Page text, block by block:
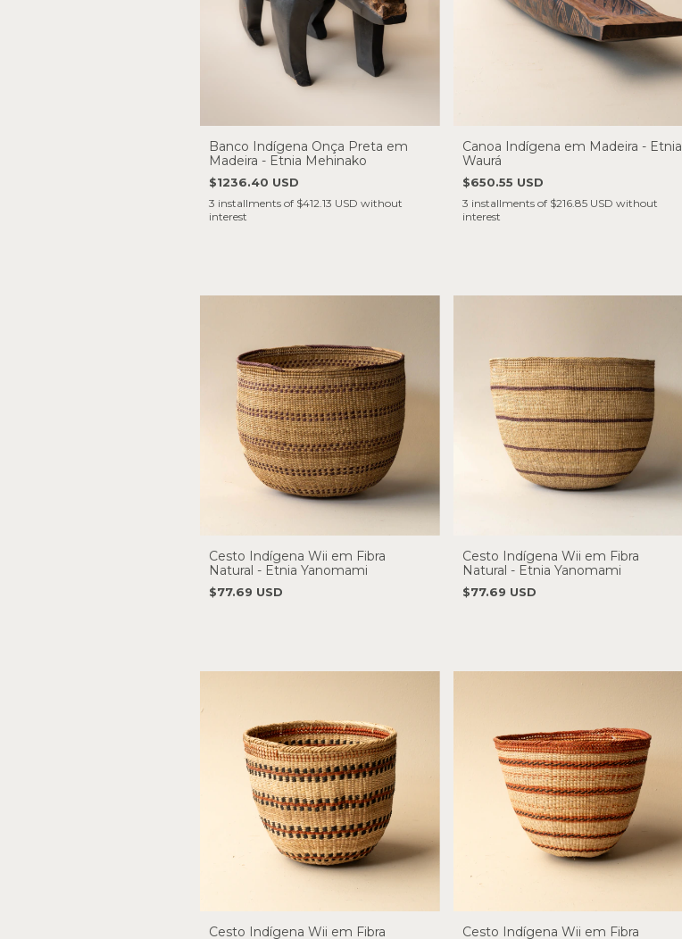
Banco Indígena Onça Preta em
Madeira - Etnia Mehinako
$1236.40 USD
3 installments of $412.13 USD without
interest
Canoa Indígena em Madeira - Etnia
Waurá
$650.55 USD
3 installments of $216.85 USD without
interest
Cesto Indígena Wii em Fibra
Natural - Etnia Yanomami
$77.69 USD
Cesto Indígena Wii em Fibra
Natural - Etnia Yanomami
$77.69 USD
Cesto Indígena Wii em Fibra
Cesto Indígena Wii em Fibra